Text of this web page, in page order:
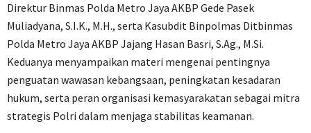
Direktur Binmas Polda Metro Jaya AKBP Gede Pasek
Muliadyana, S.I.K., M.H., serta Kasubdit Binpolmas Ditbinmas
Polda Metro Jaya AKBP Jajang Hasan Basri, S.Ag., M.Si.
Keduanya menyampaikan materi mengenai pentingnya
penguatan wawasan kebangsaan, peningkatan kesadaran
hukum, serta peran organisasi kemasyarakatan sebagai mitra
strategis Polri dalam menjaga stabilitas keamanan.